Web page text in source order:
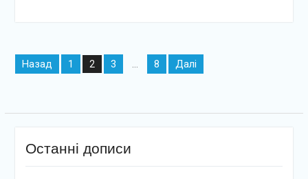
Навігація
записів
Назад 1 2 3 8 Далі
Останні дописи